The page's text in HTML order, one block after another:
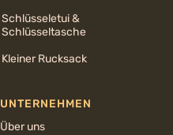
Schlüsseletui &
Schlüsseltasche
Kleiner Rucksack
UNTERNEHMEN
Über uns